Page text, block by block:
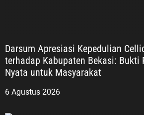
Darsum Apresiasi Kepedulian
terhadap Kabupaten Bekasi: Bukti
Nyata untuk Masyarakat
6 Agustus 2026